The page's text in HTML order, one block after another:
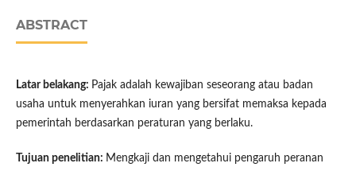
ABSTRACT
Latar belakang: Pajak adalah kewajiban seseorang atau badan
usaha untuk menyerahkan iuran yang bersifat memaksa kepada
pemerintah berdasarkan peraturan yang berlaku.
Tujuan penelitian: Mengkaji dan mengetahui pengaruh peranan